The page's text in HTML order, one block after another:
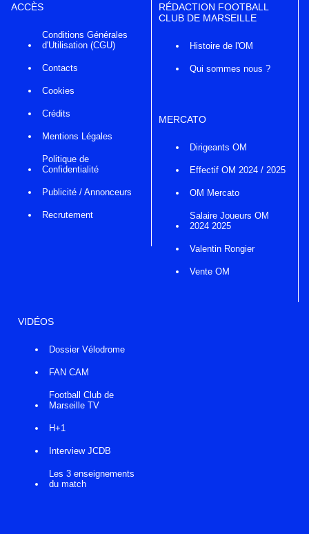
ACCÈS
Conditions Générales
d'Utilisation (CGU)
Contacts
Cookies
Crédits
Mentions Légales
Politique de
Confidentialité
Publicité / Annonceurs
Recrutement
RÉDACTION FOOTBALL
CLUB DE MARSEILLE
Histoire de l'OM
Qui sommes nous ?
MERCATO
Dirigeants OM
Effectif OM 2024 / 2025
OM Mercato
Salaire Joueurs OM
2024 2025
Valentin Rongier
Vente OM
VIDÉOS
Dossier Vélodrome
FAN CAM
Football Club de
Marseille TV
H+1
Interview JCDB
Les 3 enseignements
du match